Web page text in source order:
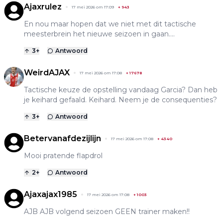
Ajaxrulez 17 mei 2026 om 17:09 + 943
En nou maar hopen dat we niet met dit tactische
meesterbrein het nieuwe seizoen in gaan....
3+ Antwoord
WeirdAJAX 17 mei 2026 om 17:08 +17678
Tactische keuze de opstelling vandaag Garcia? Dan heb
je keihard gefaald. Keihard. Neem je de consequenties?
3+ Antwoord
Betervanafdezijlijn 17 mei 2026 om 17:08 + 4340
Mooi pratende flapdrol
2+ Antwoord
Ajaxajax1985 17 mei 2026 om 17:08 +1003
AJB AJB volgend seizoen GEEN trainer maken!!